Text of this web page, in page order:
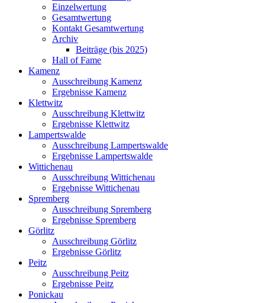
Einzelwertung
Gesamtwertung
Kontakt Gesamtwertung
Archiv
Beiträge (bis 2025)
Hall of Fame
Kamenz
Ausschreibung Kamenz
Ergebnisse Kamenz
Klettwitz
Ausschreibung Klettwitz
Ergebnisse Klettwitz
Lampertswalde
Ausschreibung Lampertswalde
Ergebnisse Lampertswalde
Wittichenau
Ausschreibung Wittichenau
Ergebnisse Wittichenau
Spremberg
Ausschreibung Spremberg
Ergebnisse Spremberg
Görlitz
Ausschreibung Görlitz
Ergebnisse Görlitz
Peitz
Ausschreibung Peitz
Ergebnisse Peitz
Ponickau